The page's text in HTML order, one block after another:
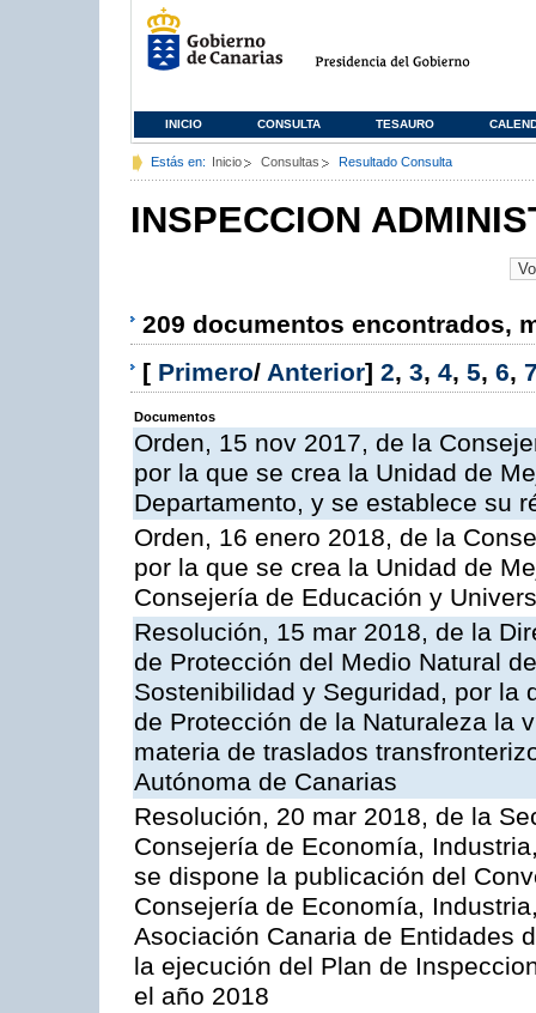
INICIO CONSULTA TESAURO
Estás en: Inicio Consultas Resultado Consulta
INSPECCION
209 documentos encontrados,
[ Primero/ Anterior] 2, 3, 4, 5, 6,
Documentos
Orden, 15 nov 2017, de la
por la que se crea la Unidad de
Departamento, y se establece su
Orden, 16 enero 2018, de la
por la que se crea la Unidad de
Consejería de Educación y
Resolución, 15 mar 2018, de la
de Protección del Medio Natural
Sostenibilidad y Seguridad, por la
de Protección de la Naturaleza la
materia de traslados
Autónoma de Canarias
Resolución, 20 mar 2018, de la
Consejería de Economía,
se dispone la publicación del
Consejería de Economía,
Asociación Canaria de Entidades
la ejecución del Plan de
el año 2018